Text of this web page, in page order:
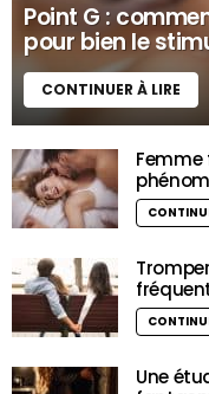
Point G :
pour bien le
CONTINUER À LIRE
Femme
Une